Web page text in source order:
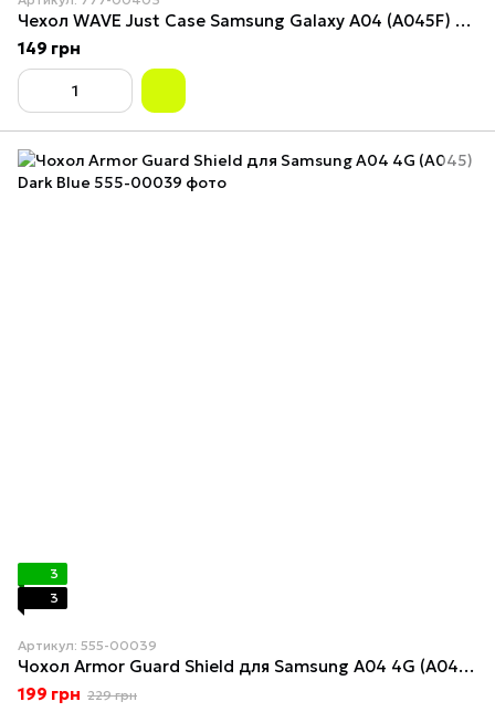
Чехол WAVE Just Case Samsung Galaxy A04 (A045F) Pink Sand
149 грн
3
3
Артикул: 555-00039
Чохол Armor Guard Shield для Samsung A04 4G (A045) Dark Blue
199 грн 229 грн